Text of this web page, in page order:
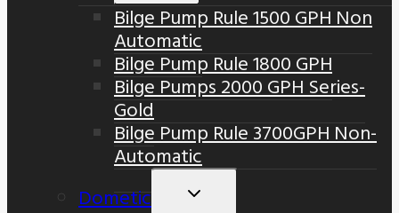
Hijo
Bilge Pump Rule 1500 GPH Non
Automatic
Bilge Pump Rule 1800 GPH
Bilge Pumps 2000 GPH Series-
Gold
Bilge Pump Rule 3700GPH Non-
Automatic
Dometic
Alternar